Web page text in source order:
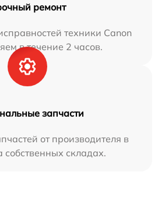
ремонт
техники Canon
в течение 2 часов.
запчасти
от производителя в
собственных складах.